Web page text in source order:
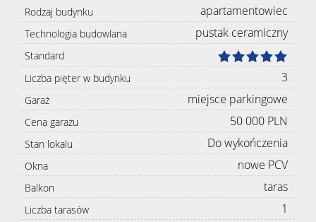
Rodzaj budynku apartamentowiec
Technologia budowlana pustak ceramiczny
Standard
Liczba pięter w budynku
3
Garaż miejsce parkingowe
Cena garażu 50 000 PLN
Stan lokalu Do wykończenia
Okna nowe PCV
Balkon taras
Liczba tarasów 1